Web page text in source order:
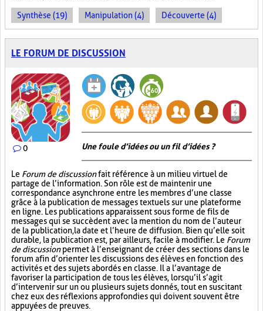
Synthèse (19) Manipulation (4) Découverte (4)
LE FORUM DE DISCUSSION
0 Une foule d’idées ou un fil d’idées ?
Le Forum de discussionfait référence à un milieu virtuel de
partage de l’information. Son rôle est de maintenir une
correspondance asynchrone entre les membres d’une classe
grâce à la publication de messages textuels sur une plateforme
en ligne. Les publications apparaissent sous forme de fils de
messages qui se succèdent avec la mention du nom de l’auteur
de la publication, la date et l’heure de diffusion. Bien qu’elle soit
durable, la publication est, par ailleurs, facile à modifier. Le Forum
de discussionpermet à l’enseignant de créer des sections dans le
forum afin d’orienter les discussions des élèves en fonction des
activités et des sujets abordés en classe. Il a l’avantage de
favoriser la participation de tous les élèves, lorsqu’il s’agit
d’intervenir sur un ou plusieurs sujets donnés, tout en suscitant
chez eux des réflexions approfondies qui doivent souvent être
appuyées de preuves.